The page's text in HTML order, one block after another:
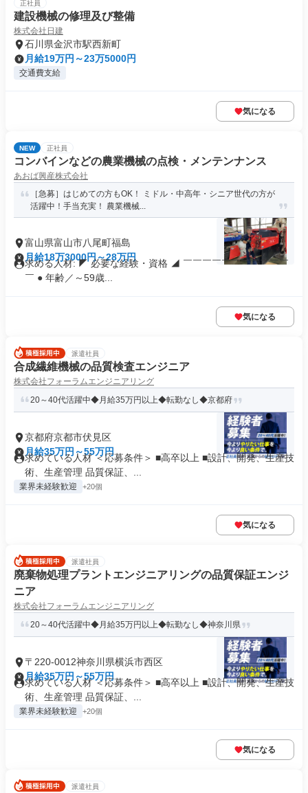
正社員
建設機械の修理及び整備
株式会社日建
石川県金沢市駅西新町
月給19万円～23万5000円
交通費支給
気になる
NEW 正社員
コンバインなどの農業機械の点検・メンテンナンス
あおば興産株式会社
［急募］はじめての方もOK！ ミドル・中高年・シニア世代の方が
活躍中！手当充実！ 農業機械...
富山県富山市八尾町福島
月給18万3000円～28万円
求める人材: ◤ 必要な経験・資格 ◢ ￣￣￣￣￣￣￣￣￣￣￣
￣ ● 年齢／～59歳...
気になる
派遣社員
合成繊維機械の品質検査エンジニア
株式会社フォーラムエンジニアリング
20～40代活躍中◆月給35万円以上◆転勤なし◆京都府
京都府京都市伏見区
月給35万円～55万円
求めている人材 ＜応募条件＞ ■高卒以上 ■設計、開発、生産技
術、生産管理 品質保証、...
業界未経験歓迎 +20個
気になる
派遣社員
廃棄物処理プラントエンジニアリングの品質保証エンジ
ニア
株式会社フォーラムエンジニアリング
20～40代活躍中◆月給35万円以上◆転勤なし◆神奈川県
〒220-0012神奈川県横浜市西区
月給35万円～55万円
求めている人材 ＜応募条件＞ ■高卒以上 ■設計、開発、生産技
術、生産管理 品質保証、...
業界未経験歓迎 +20個
気になる
派遣社員